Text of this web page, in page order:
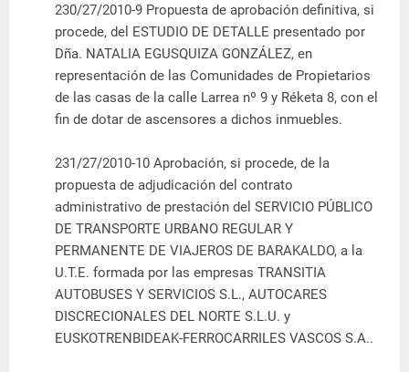
230/27/2010-9 Propuesta de aprobación definitiva, si
procede, del ESTUDIO DE DETALLE presentado por
Dña. NATALIA EGUSQUIZA GONZÁLEZ, en
representación de las Comunidades de Propietarios
de las casas de la calle Larrea nº 9 y Réketa 8, con el
fin de dotar de ascensores a dichos inmuebles.
231/27/2010-10 Aprobación, si procede, de la
propuesta de adjudicación del contrato
administrativo de prestación del SERVICIO PÚBLICO
DE TRANSPORTE URBANO REGULAR Y
PERMANENTE DE VIAJEROS DE BARAKALDO, a la
U.T.E. formada por las empresas TRANSITIA
AUTOBUSES Y SERVICIOS S.L., AUTOCARES
DISCRECIONALES DEL NORTE S.L.U. y
EUSKOTRENBIDEAK-FERROCARRILES VASCOS S.A..